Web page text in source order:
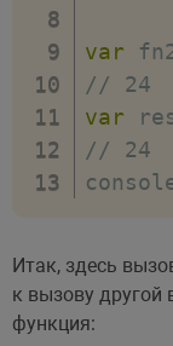
var
// 24
var
// 24
Итак, здесь
к вызову другой
функция: